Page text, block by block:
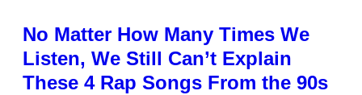
No Matter How Many Times We
Listen, We Still Can’t Explain
These 4 Rap Songs From the 90s